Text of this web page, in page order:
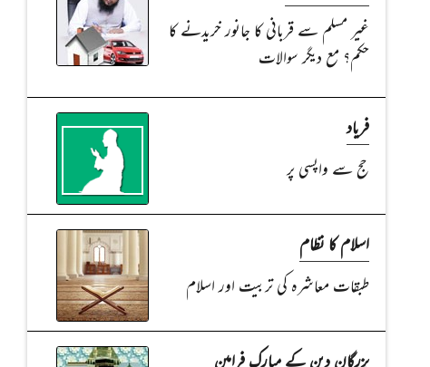
غیر مسلم سے قربانی کا جانور خریدنے کا
حکم؟ مع دیگر سوالات
فریاد
حج سے واپسی پر
اسلام کا نظام
طبقات معاشرہ کی تربیت اور اسلام
بزرگان دین کے مبارک فرامین